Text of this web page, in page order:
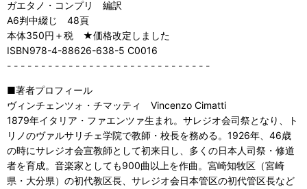
ガエタノ・コンプリ 編訳
A6判中綴じ 48頁
本体350円＋税 ★価格改定しました
ISBN978-4-88626-638-5 C0016
- - - - - - - - - - - - - - - - - - - - - - - - - - - - - -
■著者プロフィール
ヴィンチェンツォ・チマッティ Vincenzo Cimatti
1879年イタリア・ファエンツァ生まれ。サレジオ会司祭となり、ト
リノのヴァルサリチェ学院で教師・校長を務める。1926年、46歳
の時にサレジオ会宣教師として初来日し、多くの日本人司祭・修道
者を育成。音楽家としても900曲以上を作曲。宮崎知牧区（宮崎
県・大分県）の初代教区長、サレジオ会日本管区の初代管区長など